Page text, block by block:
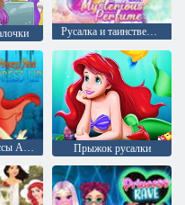
Русалка и таинственный парфюм
Наряд принцессы Ариэль Прыжок русалки